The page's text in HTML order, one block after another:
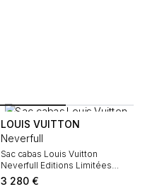
LOUIS VUITTON
Neverfull
Sac cabas Louis Vuitton
Neverfull Editions Limitées
Stephen Sprouse grand modèle
en toile monogram marron et
3 280 €